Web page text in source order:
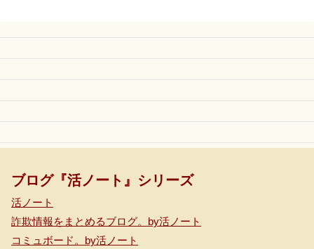
ブログ『活ノート』シリーズ
活ノート
詐欺情報をまとめるブログ。by活ノート
コミュボード。by活ノート